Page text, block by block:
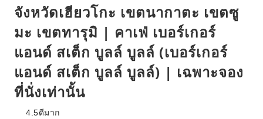
จังหวัดเฮียวโกะ เขตนากาตะ เขตซู
มะ เขตทารุมิ | คาเฟ่ เบอร์เกอร์
แอนด์ สเต็ก บูลล์ บูลล์ (เบอร์เกอร์
แอนด์ สเต็ก บูลล์ บูลล์) | เฉพาะจอง
ที่นั่งเท่านั้น
4.5ดีมาก